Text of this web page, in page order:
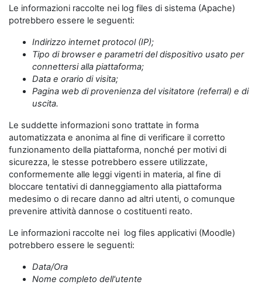
Le informazioni raccolte nei log files di sistema (Apache)
potrebbero essere le seguenti:
Indirizzo internet protocol (IP);
Tipo di browser e parametri del dispositivo usato per
connettersi alla piattaforma;
Data e orario di visita;
Pagina web di provenienza del visitatore (referral) e di
uscita.
Le suddette informazioni sono trattate in forma
automatizzata e anonima al fine di verificare il corretto
funzionamento della piattaforma, nonché per motivi di
sicurezza, le stesse potrebbero essere utilizzate,
conformemente alle leggi vigenti in materia, al fine di
bloccare tentativi di danneggiamento alla piattaforma
medesimo o di recare danno ad altri utenti, o comunque
prevenire attività dannose o costituenti reato.
Le informazioni raccolte nei log files applicativi (Moodle)
potrebbero essere le seguenti:
Data/Ora
Nome completo dell'utente